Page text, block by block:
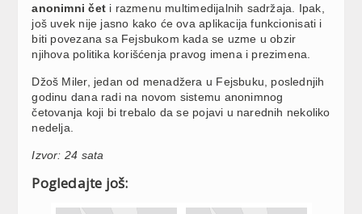
anonimni četi razmenu multimedijalnih sadržaja. Ipak,
još uvek nije jasno kako će ova aplikacija funkcionisati i
biti povezana sa Fejsbukom kada se uzme u obzir
njihova politika korišćenja pravog imena i prezimena.
Džoš Miler, jedan od menadžera u Fejsbuku, poslednjih
godinu dana radi na novom sistemu anonimnog
četovanja koji bi trebalo da se pojavi u narednih nekoliko
nedelja.
Izvor: 24 sata
Pogledajte još: